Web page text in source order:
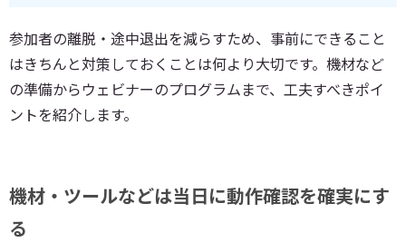
参加者の離脱・途中退出を減らすため、事前にできること
はきちんと対策しておくことは何より大切です。機材など
の準備からウェビナーのプログラムまで、工夫すべきポイ
ントを紹介します。
機材・ツールなどは当日に動作確認を確実にす
る